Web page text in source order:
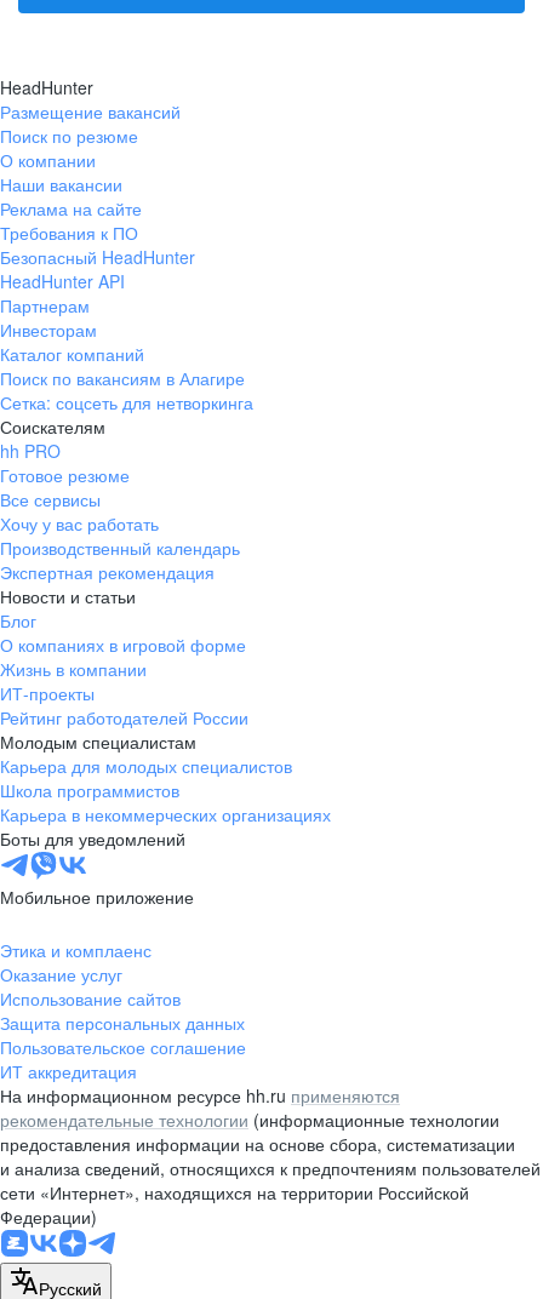
HeadHunter
Размещение вакансий
Поиск по резюме
О компании
Наши вакансии
Реклама на сайте
Требования к ПО
Безопасный HeadHunter
HeadHunter API
Партнерам
Инвесторам
Каталог компаний
Поиск по вакансиям в Алагире
Сетка: соцсеть для нетворкинга
Соискателям
hh PRO
Готовое резюме
Все сервисы
Хочу у вас работать
Производственный календарь
Экспертная рекомендация
Новости и статьи
Блог
О компаниях в игровой форме
Жизнь в компании
ИТ-проекты
Рейтинг работодателей России
Молодым специалистам
Карьера для молодых специалистов
Школа программистов
Карьера в некоммерческих организациях
Боты для уведомлений
Мобильное приложение
Этика и комплаенс
Оказание услуг
Использование сайтов
Защита персональных данных
Пользовательское соглашение
ИТ аккредитация
На информационном ресурсе hh.ru применяются
рекомендательные технологии (информационные технологии
предоставления информации на основе сбора, систематизации
и анализа сведений, относящихся к предпочтениям пользователей
сети «Интернет», находящихся на территории Российской
Федерации)
Русский